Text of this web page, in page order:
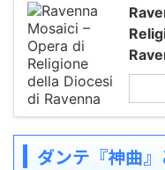
ダンテ『神曲